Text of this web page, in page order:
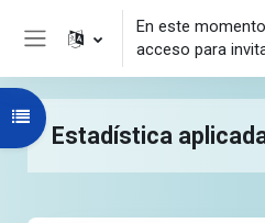
Salta al contenido principal
En este
acceso para
Estadística
Abrir índice del curso